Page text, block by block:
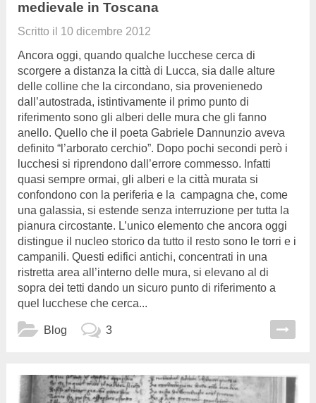
medievale in Toscana
Scritto il 10 dicembre 2012
Ancora oggi, quando qualche lucchese cerca di
scorgere a distanza la città di Lucca, sia dalle alture
delle colline che la circondano, sia provenienedo
dall’autostrada, istintivamente il primo punto di
riferimento sono gli alberi delle mura che gli fanno
anello. Quello che il poeta Gabriele Dannunzio aveva
definito “l’arborato cerchio”. Dopo pochi secondi però i
lucchesi si riprendono dall’errore commesso. Infatti
quasi sempre ormai, gli alberi e la città murata si
confondono con la periferia e la campagna che, come
una galassia, si estende senza interruzione per tutta la
pianura circostante. L’unico elemento che ancora oggi
distingue il nucleo storico da tutto il resto sono le torri e i
campanili. Questi edifici antichi, concentrati in una
ristretta area all’interno delle mura, si elevano al di
sopra dei tetti dando un sicuro punto di riferimento a
quel lucchese che cerca...
Blog 3